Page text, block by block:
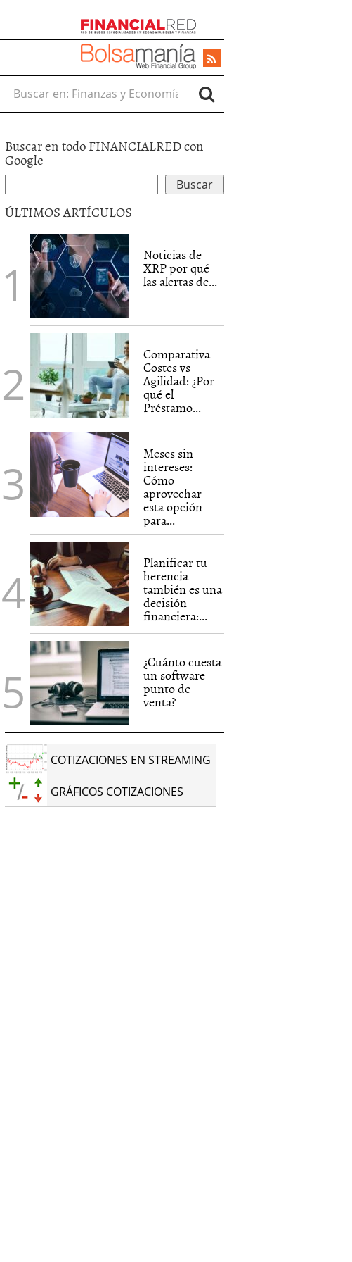
Buscar en:
Buscar en todo FINANCIALRED con
Google
ÚLTIMOS ARTÍCULOS
Noticias de
XRP por qué
las alertas de...
Comparativa
Costes vs
Agilidad: ¿Por
qué el
Préstamo...
Meses sin
intereses:
Cómo
aprovechar
esta opción
para...
Planificar tu
herencia
también es una
decisión
financiera:...
¿Cuánto cuesta
un software
punto de
venta?
COTIZACIONES EN STREAMING
GRÁFICOS COTIZACIONES